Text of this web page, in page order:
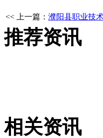
<< 上一篇： 濮阳县职业技
推荐资讯
相关资讯